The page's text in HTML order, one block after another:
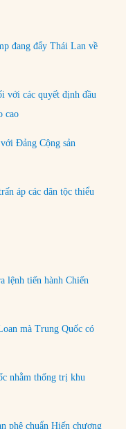
đang đẩy Thái Lan về
với các quyết định đầu
cao
Đảng Cộng sản
áp các dân tộc thiểu
lệnh tiến hành Chiến
mà Trung Quốc có
nhằm thống trị khu
phê chuẩn Hiến chương